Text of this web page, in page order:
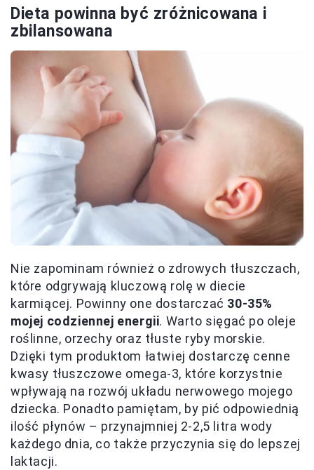
Dieta powinna być zróżnicowana i
zbilansowana
Nie zapominam również o zdrowych tłuszczach,
które odgrywają kluczową rolę w diecie
karmiącej. Powinny one dostarczać 30-35%
mojej codziennej energii. Warto sięgać po oleje
roślinne, orzechy oraz tłuste ryby morskie.
Dzięki tym produktom łatwiej dostarczę cenne
kwasy tłuszczowe omega-3, które korzystnie
wpływają na rozwój układu nerwowego mojego
dziecka. Ponadto pamiętam, by pić odpowiednią
ilość płynów – przynajmniej 2-2,5 litra wody
każdego dnia, co także przyczynia się do lepszej
laktacji.